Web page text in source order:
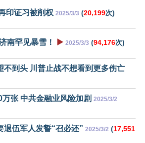
印证习被削权 2025/3/3 (20,199次)
南罕见暴雪！ ▶️ 2025/3/3 (94,176次)
不到头 川普止战不想看到更多伤亡
张 中共金融业风险加剧 2025/3/2
退伍军人发誓“召必还” 2025/3/2 (17,551